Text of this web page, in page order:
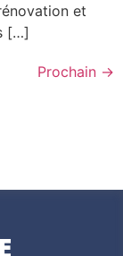
et
[…]
Prochain →